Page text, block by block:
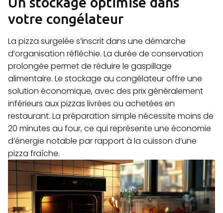
votre congélateur
La pizza surgelée s’inscrit dans une démarche
d’organisation réfléchie. La durée de conservation
prolongée permet de réduire le gaspillage
alimentaire. Le stockage au congélateur offre une
solution économique, avec des prix généralement
inférieurs aux pizzas livrées ou achetées en
restaurant. La préparation simple nécessite moins de
20 minutes au four, ce qui représente une économie
d’énergie notable par rapport à la cuisson d’une
pizza fraîche.